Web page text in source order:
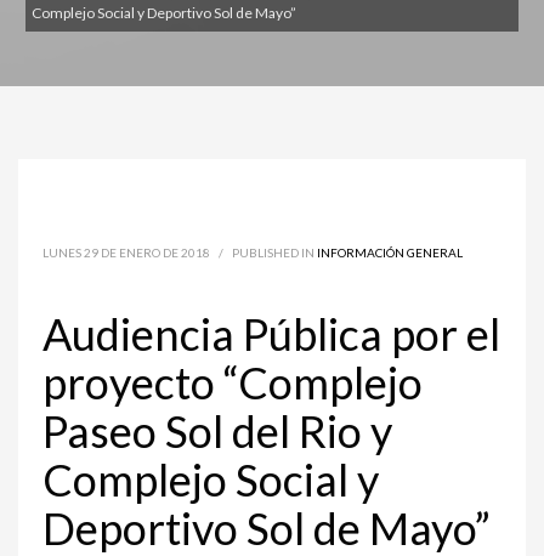
Complejo Social y Deportivo Sol de Mayo”
LUNES 29 DE ENERO DE 2018 / PUBLISHED IN INFORMACIÓN GENERAL
Audiencia Pública por el
proyecto “Complejo
Paseo Sol del Rio y
Complejo Social y
Deportivo Sol de Mayo”